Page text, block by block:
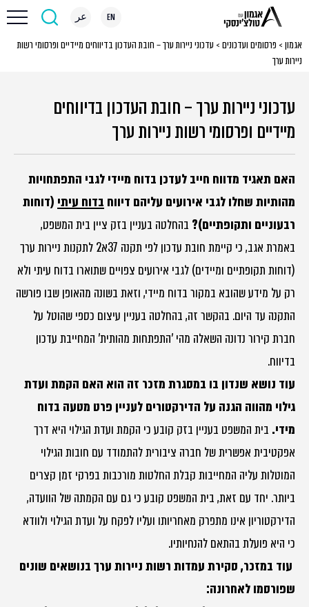
EN عر
אגמון > פרסומים ועדכונים > עדכוני ניירות ערך – חובת העדכון בדיווחים מיידיים ופרסומי רשות
ניירות ערך
עדכוני ניירות ערך – חובת העדכון בדיווחים
מיידיים ופרסומי רשות ניירות ערך
האם תאגיד מדווח חייב לעדכן בדוח מיידי לגבי התפתחויות
מהותיות שחלו לגבי אירועים עליהם דיווח בדוח עיתי (דוחות
רבעוניים ותקופתיים)? בהחלטה בעניין בזק ציין בית המשפט,
באמרת אגב, כי קיימת חובת עדכון לפי תקנה 37א2 לתקנות ניירות ערך
(דוחות תקופתיים ומיידים) לגבי אירועים צפויים שתוארו בדוח עיתי ולא
רק על מידע שהובא במקור בדוח מיידי, וזאת בשונה מהאופן שבו פורשה
התקנה עד היום. בהקשר זה, בהחלטה בעניין עיצום כספי שהוטל על
חברת קירור נדונה השאלה מהי 'התפתחות מהותית' המחייבת עדכון
בדיווח.
עוד נושא שנדון בו במסגרת מזכר זה הוא האם הקמת ועדת
גילוי מהווה הגנה על הדירקטורים לעניין פרט מטעה בדוח
מידי. בית המשפט בעניין בזק קובע כי הקמת ועדת הגילוי היא דרך
אפקטיבית אפשרית של חברה ציבורית להתמודד עם חובות הגילוי
המוטלות עליה המחייבות קבלת החלטות מורכבות בפרקי זמן קצרים
ביותר. יחד עם זאת, בית המשפט קובע כי גם עם הקמתה של הוועדה,
הדירקטוריון אינו מתפרק מאחריותו ועליו לפקח על ועדת הגילוי ולוודא
כי היא פועלת בהתאם להנחיותיו.
עוד במזכר, סקירת עמדות רשות ניירות ערך בנושאים שונים
שפורסמו לאחרונה: